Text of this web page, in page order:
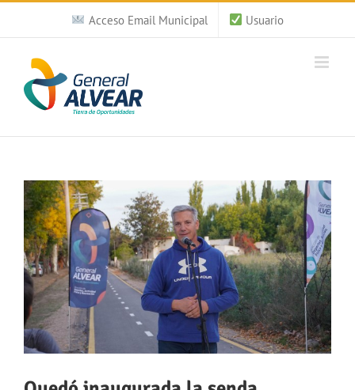
Saltar
contenido
Acceso Email Municipal Usuario
Ver
imagen
más
grande